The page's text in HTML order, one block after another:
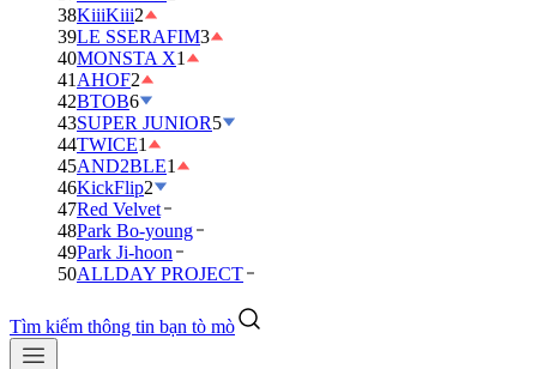
38KiiiKiii2
39LE SSERAFIM3
40MONSTA X1
41 AHOF2
42BTOB6
43SUPER JUNIOR5
44TWICE1
45AND2BLE1
46KickFlip2
47Red Velvet
48Park Bo-young
49Park Ji-hoon
50ALLDAY PROJECT
Tìm kiếm thông tin bạn tò mò